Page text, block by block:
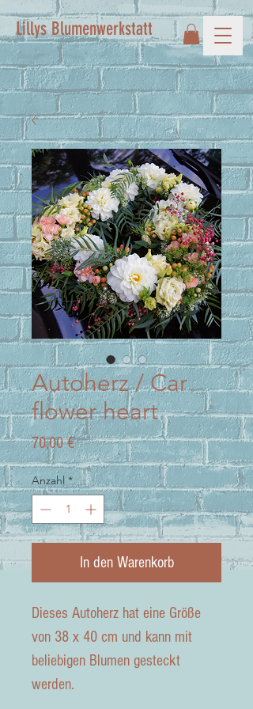
Lillys Blumenwerkstatt
Autoherz / Car
flower heart
70,00 €Preis
Anzahl *
In den Warenkorb
Dieses Autoherz hat eine Größe
von 38 x 40 cm und kann mit
beliebigen Blumen gesteckt
werden.